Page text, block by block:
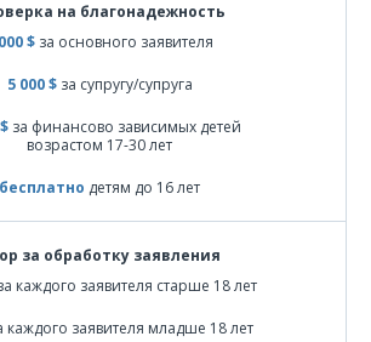
на благонадежность
$ за основного заявителя
5 000 $за супругу/супруга
за финансово зависимых детей
возрастом 17-30 лет
бесплатно детям до 16 лет
за обработку заявления
каждого заявителя старше 18 лет
каждого заявителя младше 18 лет